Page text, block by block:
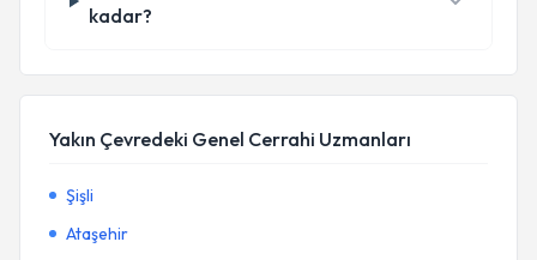
kadar?
Yakın Çevredeki Genel Cerrahi Uzmanları
Şişli
Ataşehir